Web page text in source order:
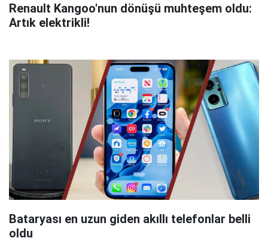
Renault Kangoo'nun dönüşü muhteşem oldu:
Artık elektrikli!
Bataryası en uzun giden akıllı telefonlar belli
oldu